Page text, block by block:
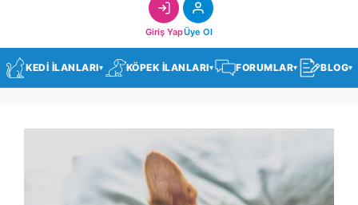
Giriş YapÜye Ol
KEDİ İLANLARI▾ KÖPEK İLANLARI▾ FORUMLAR▾ BLOG▾